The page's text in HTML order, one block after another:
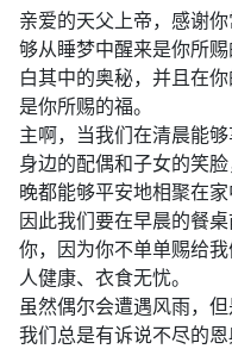
亲爱的天父上帝，感谢
够从睡梦中醒来是你所
白其中的奥秘，并且在
是你所赐的福。
主啊，当我们在清晨能
身边的配偶和子女的笑
晚都能够平安地相聚在家
因此我们要在早晨的餐
你，因为你不单单赐给
人健康、衣食无忧。
虽然偶尔会遭遇风雨，
我们总是有诉说不尽的恩